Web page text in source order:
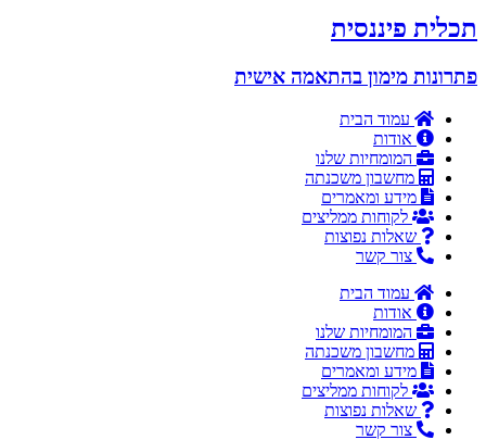
תכלית פיננסית
פתרונות מימון בהתאמה אישית
עמוד הבית
אודות
המומחיות שלנו
מחשבון משכנתה
מידע ומאמרים
לקוחות ממליצים
שאלות נפוצות
צור קשר
עמוד הבית
אודות
המומחיות שלנו
מחשבון משכנתה
מידע ומאמרים
לקוחות ממליצים
שאלות נפוצות
צור קשר